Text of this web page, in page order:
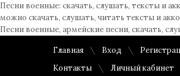
Песни военные: скачать, слушать, тексты и
можно скачать, слушать, читать тексты и
Песни военные, армейские песни, скачать,
Главная Вход
Контакты
Личный кабинет